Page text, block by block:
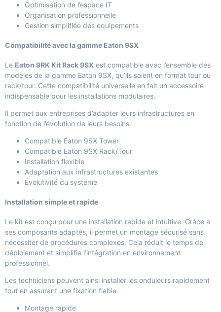
Optimisation de l’espace IT
Organisation professionnelle
Gestion simplifiée des équipements
Compatibilité avec la gamme Eaton 9SX
Le Eaton 9RK Kit Rack 9SX est compatible avec l’ensemble des
modèles de la gamme Eaton 9SX, qu’ils soient en format tour ou
rack/tour. Cette compatibilité universelle en fait un accessoire
indispensable pour les installations modulaires.
Il permet aux entreprises d’adapter leurs infrastructures en
fonction de l’évolution de leurs besoins.
Compatible Eaton 9SX Tower
Compatible Eaton 9SX Rack/Tour
Installation flexible
Adaptation aux infrastructures existantes
Évolutivité du système
Installation simple et rapide
Le kit est conçu pour une installation rapide et intuitive. Grâce à
ses composants adaptés, il permet un montage sécurisé sans
nécessiter de procédures complexes. Cela réduit le temps de
déploiement et simplifie l’intégration en environnement
professionnel.
Les techniciens peuvent ainsi installer les onduleurs rapidement
tout en assurant une fixation fiable.
Montage rapide